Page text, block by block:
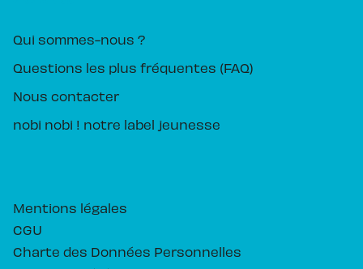
Qui sommes-nous ?
Questions les plus fréquentes (FAQ)
Nous contacter
nobi nobi ! notre label jeunesse
Mentions légales
CGU
Charte des Données Personnelles